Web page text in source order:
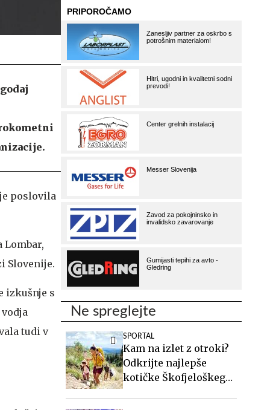
poslovila
Lombar,
Slovenije.
izkušnje s
tudi v
Ne spreglejte
SPORTAL
Kam na izlet z otroki?
Odkrijte najlepše
kotičke Škofjeloškega